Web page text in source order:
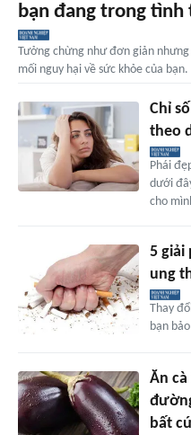
bạn đang trong
Tưởng chừng như đơn giản
mối nguy hại về sức khỏe của
Chỉ
theo
Phái
dưới
cho
5 giải
ung
Thay
bạn
Ăn
bất